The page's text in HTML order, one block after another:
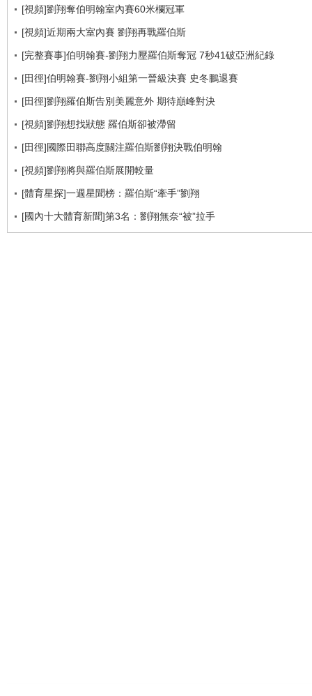
[視頻]劉翔奪伯明翰室內賽60米欄冠軍
[視頻]近期兩大室內賽 劉翔再戰羅伯斯
[完整賽事]伯明翰賽-劉翔力壓羅伯斯奪冠 7秒41破亞洲紀錄
[田徑]伯明翰賽-劉翔小組第一晉級決賽 史冬鵬退賽
[田徑]劉翔羅伯斯告別美麗意外 期待巔峰對決
[視頻]劉翔想找狀態 羅伯斯卻被滯留
[田徑]國際田聯高度關注羅伯斯劉翔決戰伯明翰
[視頻]劉翔將與羅伯斯展開較量
[體育星探]一週星聞榜：羅伯斯“牽手”劉翔
[國內十大體育新聞]第3名：劉翔無奈“被”拉手